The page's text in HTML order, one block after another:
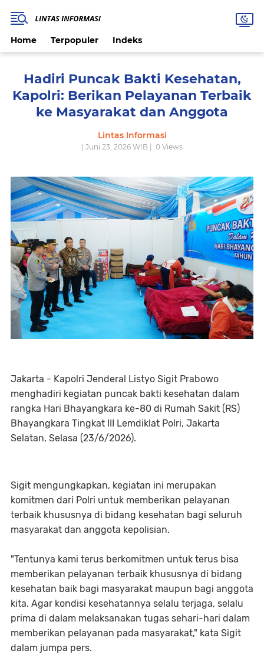
Home Terpopuler Indeks
Hadiri Puncak Bakti Kesehatan,
Kapolri: Berikan Pelayanan Terbaik
ke Masyarakat dan Anggota
Lintas Informasi
| Juni 23, 2026 WIB | 0 Views
Jakarta - Kapolri Jenderal Listyo Sigit Prabowo
menghadiri kegiatan puncak bakti kesehatan dalam
rangka Hari Bhayangkara ke-80 di Rumah Sakit (RS)
Bhayangkara Tingkat III Lemdiklat Polri, Jakarta
Selatan, Selasa (23/6/2026).
Sigit mengungkapkan, kegiatan ini merupakan
komitmen dari Polri untuk memberikan pelayanan
terbaik khususnya di bidang kesehatan bagi seluruh
masyarakat dan anggota kepolisian.
"Tentunya kami terus berkomitmen untuk terus bisa
memberikan pelayanan terbaik khususnya di bidang
kesehatan baik bagi masyarakat maupun bagi anggota
kita. Agar kondisi kesehatannya selalu terjaga, selalu
prima di dalam melaksanakan tugas sehari-hari dalam
memberikan pelayanan pada masyarakat," kata Sigit
dalam jumpa pers.